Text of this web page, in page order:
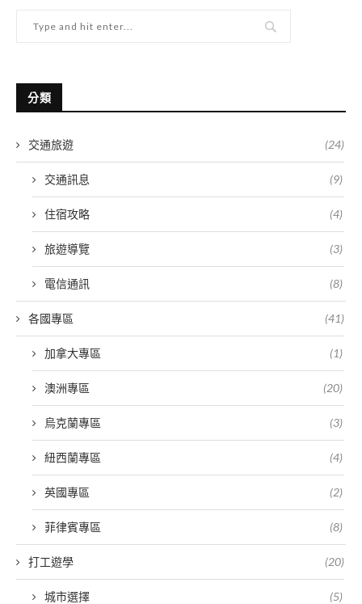
分類
交通旅遊 (24)
交通訊息 (9)
住宿攻略 (4)
旅遊導覽 (3)
電信通訊 (8)
各國專區 (41)
加拿大專區 (1)
澳洲專區 (20)
烏克蘭專區 (3)
紐西蘭專區 (4)
英國專區 (2)
菲律賓專區 (8)
打工遊學 (20)
城市選擇 (5)